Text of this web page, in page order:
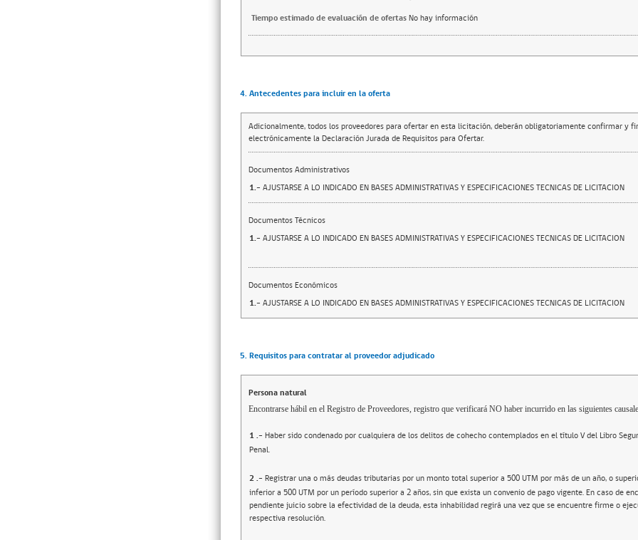
Tiempo estimado de evaluación de ofertasNo hay información
4. Antecedentes para incluir en la oferta
Adicionalmente, todos los proveedores para ofertar en esta licitación, deberán obligatoriamente confirmar y
electrónicamente la Declaración Jurada de Requisitos para Ofertar.
Documentos Administrativos
1.- AJUSTARSE A LO INDICADO EN BASES ADMINISTRATIVAS Y ESPECIFICACIONES TECNICAS DE LICITACION
Documentos Técnicos
1.- AJUSTARSE A LO INDICADO EN BASES ADMINISTRATIVAS Y ESPECIFICACIONES TECNICAS DE LICITACION
Documentos Económicos
1.- AJUSTARSE A LO INDICADO EN BASES ADMINISTRATIVAS Y ESPECIFICACIONES TECNICAS DE LICITACION
5. Requisitos para contratar al proveedor adjudicado
Persona natural
Encontrarse hábil en el Registro de Proveedores, registro que verificará NO haber incurrido en las siguientes
1.- Haber sido condenado por cualquiera de los delitos de cohecho contemplados en el título V del Libro
Penal.
2.- Registrar una o más deudas tributarias por un monto total superior a 500 UTM por más de un año, o
inferior a 500 UTM por un período superior a 2 años, sin que exista un convenio de pago vigente. En caso de
pendiente juicio sobre la efectividad de la deuda, esta inhabilidad regirá una vez que se encuentre firme o
respectiva resolución.